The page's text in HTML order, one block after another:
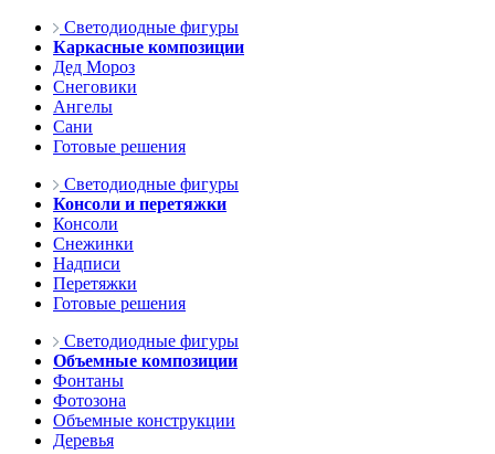
Светодиодные фигуры
Каркасные композиции
Дед Мороз
Снеговики
Ангелы
Сани
Готовые решения
Светодиодные фигуры
Консоли и перетяжки
Консоли
Снежинки
Надписи
Перетяжки
Готовые решения
Светодиодные фигуры
Объемные композиции
Фонтаны
Фотозона
Объемные конструкции
Деревья